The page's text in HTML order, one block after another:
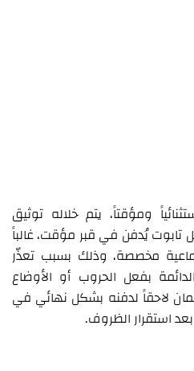
ومؤقتاً، يتم خلاله توثيق
تابوت يُدفن في قبر مؤقت، غالباً
مخصصة، وذلك بسبب تعذّر
بفعل الحروب أو الأوضاع
لاحقاً لدفنه بشكل نهائي في
استقرار الظروف.